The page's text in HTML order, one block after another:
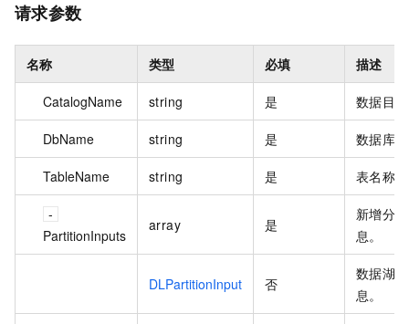
请求参数
名称 类型 必填 描述
CatalogName string 是 数据目
DbName string 是 数据库
TableName string 是 表名称。
PartitionInputs
array 是
新增分
息。
DLPartitionInput 否
数据湖
息。